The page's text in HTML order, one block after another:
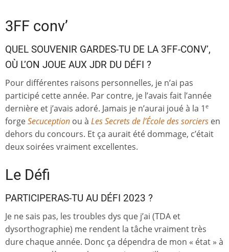
3FF conv’
QUEL SOUVENIR GARDES-TU DE LA 3FF-CONV’,
OÙ L’ON JOUE AUX JDR DU DÉFI ?
Pour différentes raisons personnelles, je n’ai pas
participé cette année. Par contre, je l’avais fait l’année
dernière et j’avais adoré. Jamais je n’aurai joué à la 1 e
forgeSecuception ou à Les Secrets de l’École des sorciers en
dehors du concours. Et ça aurait été dommage, c’était
deux soirées vraiment excellentes.
Le Défi
PARTICIPERAS-TU AU DÉFI 2023 ?
Je ne sais pas, les troubles dys que j’ai (TDA et
dysorthographie) me rendent la tâche vraiment très
dure chaque année. Donc ça dépendra de mon « état » à